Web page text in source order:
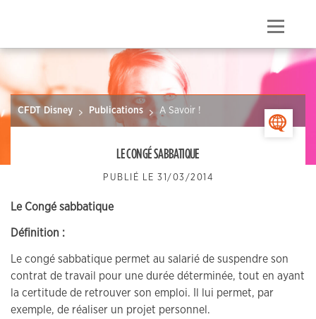
Menu
CFDT Disney Publications A Savoir !
LE CONGÉ SABBATIQUE
PUBLIÉ LE 31/03/2014
Le Congé sabbatique
Définition :
Le congé sabbatique permet au salarié de suspendre son
contrat de travail pour une durée déterminée, tout en ayant
la certitude de retrouver son emploi. Il lui permet, par
exemple, de réaliser un projet personnel.